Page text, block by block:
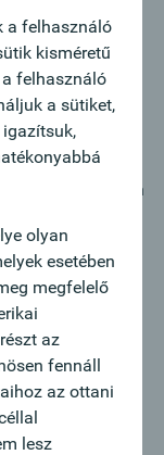
unsere
und
sowie
gerne
haben Sie die
außen, pflegen
den
a felhasználó
kisméretű
felhasználó
a sütiket,
olyan
esetében
megfelelő
az
fennáll
az ottani
lesz